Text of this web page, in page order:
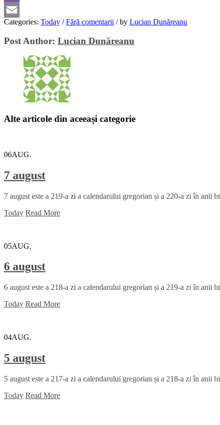
Viber
Email
Categories: Today / Fără comentarii /by Lucian Dunăreanu
Post Author: Lucian Dunăreanu
Alte articole din aceeași categorie
06AUG.
7 august
7 august este a 219-a zi a calendarului gregorian și a 220-a zi în anii
Today Read More
05AUG.
6 august
6 august este a 218-a zi a calendarului gregorian și a 219-a zi în anii
Today Read More
04AUG.
5 august
5 august este a 217-a zi a calendarului gregorian și a 218-a zi în anii
Today Read More